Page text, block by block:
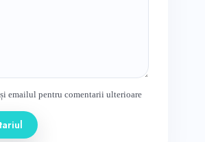
emailul pentru comentarii ulterioare